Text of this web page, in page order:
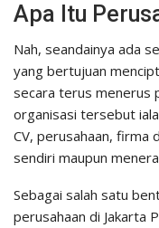
Apa Itu
Nah, seandainya ada
yang bertujuan
secara terus menerus
organisasi tersebut
CV, perusahaan, firma
sendiri maupun
Sebagai salah satu
perusahaan di Jakarta